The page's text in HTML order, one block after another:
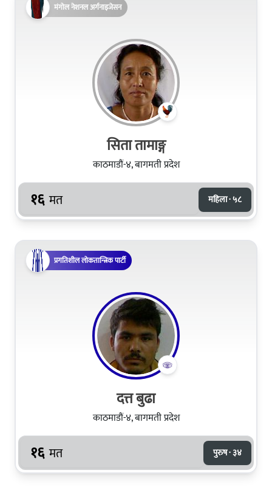
मंगोल नेशनल अर्गनाइजेसन
सिता तामाङ्ग
काठमाडौं-४, बागमती प्रदेश
१६ मत महिला · ५८
प्रगतिशील लोकतान्त्रिक पार्टी
दत्त बुढा
काठमाडौं-४, बागमती प्रदेश
१६ मत पुरुष · ३४